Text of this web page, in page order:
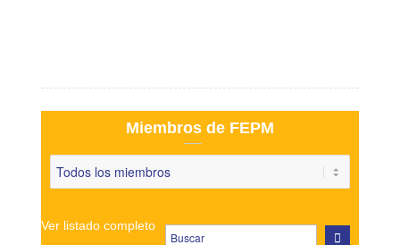
Miembros de FEPM
Ver listado completo